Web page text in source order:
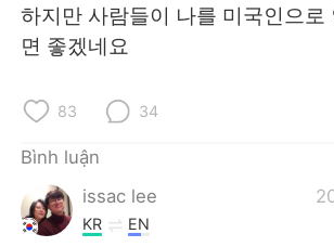
하지만 사람들이 나를 미국인으로
면 좋겠네요
83 34
Bình luận
issac lee
KR EN